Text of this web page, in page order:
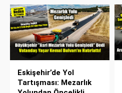
Eskişehir’de Yol
Tartışması: Mezarlık